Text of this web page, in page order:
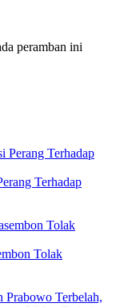
peramban ini
Terhadap
Tolak